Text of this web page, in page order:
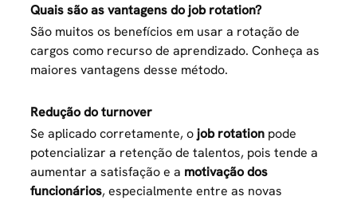
Quais são as vantagens do job rotation?
São muitos os benefícios em usar a rotação de
cargos como recurso de aprendizado. Conheça as
maiores vantagens desse método.
Redução do turnover
Se aplicado corretamente, o job rotation pode
potencializar a retenção de talentos, pois tende a
aumentar a satisfação e a motivação dos
funcionários, especialmente entre as novas